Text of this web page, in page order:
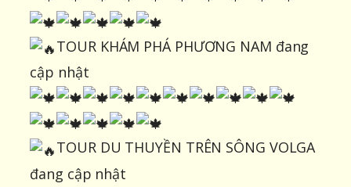
TOUR KHÁM PHÁ PHƯƠNG NAM đang
cập nhật
TOUR DU THUYỀN TRÊN SÔNG VOLGA
đang cập nhật